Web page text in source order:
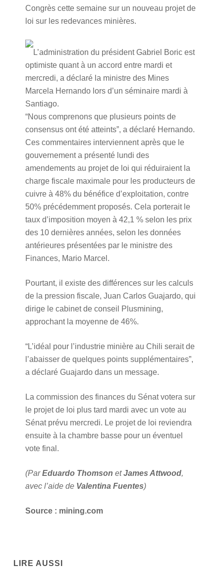
Congrès cette semaine sur un nouveau projet de
loi sur les redevances minières.
L’administration du président Gabriel Boric est
optimiste quant à un accord entre mardi et
mercredi, a déclaré la ministre des Mines
Marcela Hernando lors d’un séminaire mardi à
Santiago.
“Nous comprenons que plusieurs points de
consensus ont été atteints”, a déclaré Hernando.
Ces commentaires interviennent après que le
gouvernement a présenté lundi des
amendements au projet de loi qui réduiraient la
charge fiscale maximale pour les producteurs de
cuivre à 48% du bénéfice d’exploitation, contre
50% précédemment proposés. Cela porterait le
taux d’imposition moyen à 42,1 % selon les prix
des 10 dernières années, selon les données
antérieures présentées par le ministre des
Finances, Mario Marcel.
Pourtant, il existe des différences sur les calculs
de la pression fiscale, Juan Carlos Guajardo, qui
dirige le cabinet de conseil Plusmining,
approchant la moyenne de 46%.
“L’idéal pour l’industrie minière au Chili serait de
l’abaisser de quelques points supplémentaires”,
a déclaré Guajardo dans un message.
La commission des finances du Sénat votera sur
le projet de loi plus tard mardi avec un vote au
Sénat prévu mercredi. Le projet de loi reviendra
ensuite à la chambre basse pour un éventuel
vote final.
(ParEduardo Thomson etJames Attwood,
avec l’aide deValentina Fuentes)
Source : mining.com
LIRE AUSSI